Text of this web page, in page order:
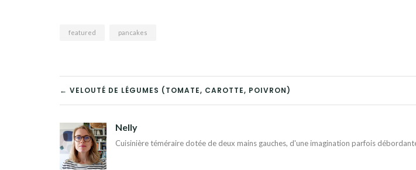
featured pancakes
NAVIGATION
DE
L’ARTICLE
← VELOUTÉ DE LÉGUMES (TOMATE, CAROTTE, POIVRON)
Nelly
Cuisinière téméraire dotée de deux mains gauches, d'une imagination parfois